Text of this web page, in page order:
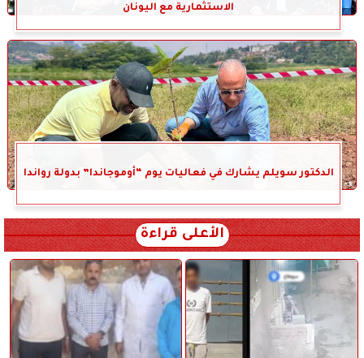
الاستثمارية مع اليونان
الدكتور سويلم يشارك في فعاليات يوم “أوموجاندا” بدولة رواندا
الأعلى قراءة